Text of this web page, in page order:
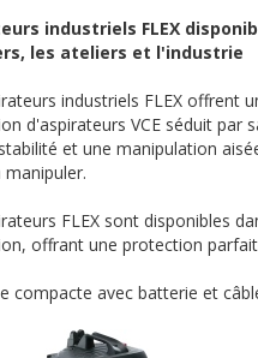
industriels FLEX
les ateliers et l'industrie
industriels FLEX offrent
d'aspirateurs VCE séduit
et une manipulation
manipuler.
FLEX sont disponibles
offrant une protection
compacte avec batterie et